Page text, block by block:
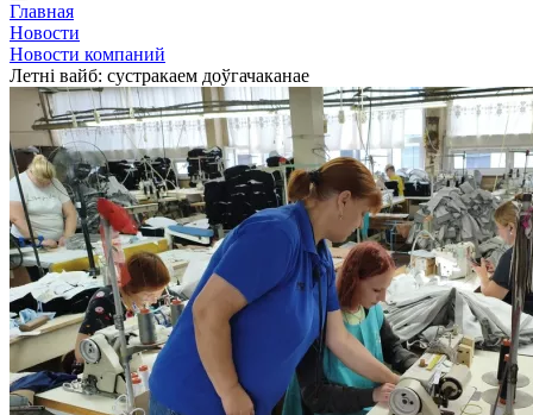
Главная
Новости
Новости компаний
Летні вайб: сустракаем доўгачаканае